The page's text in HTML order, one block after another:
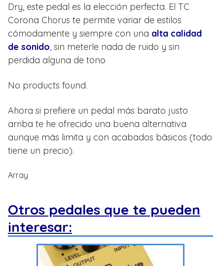
Dry, este pedal es la elección perfecta. El TC
Corona Chorus te permite variar de estilos
cómodamente y siempre con una alta calidad
de sonido, sin meterle nada de ruido y sin
perdida alguna de tono
No products found.
Ahora si prefiere un pedal más barato justo
arriba te he ofrecido una buena alternativa
aunque más limita y con acabados básicos (todo
tiene un precio).
Array
Otros pedales que te pueden
interesar: